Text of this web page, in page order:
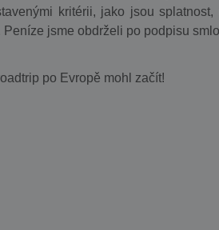
kritérii, jako jsou
Peníze jsme obdrželi po podpisu
po Evropě mohl začít!